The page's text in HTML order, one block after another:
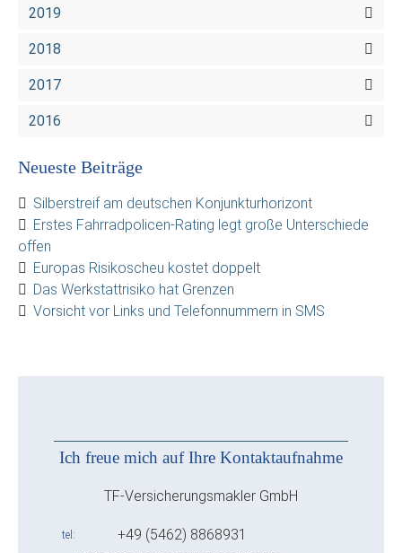
2019
2018
2017
2016
Neueste Beiträge
Silberstreif am deutschen Konjunkturhorizont
Erstes Fahrradpolicen-Rating legt große Unterschiede
offen
Europas Risikoscheu kostet doppelt
Das Werkstattrisiko hat Grenzen
Vorsicht vor Links und Telefonnummern in SMS
Ich freue mich auf Ihre Kontaktaufnahme
TF-Versicherungsmakler GmbH
tel +49 (5462) 8868931